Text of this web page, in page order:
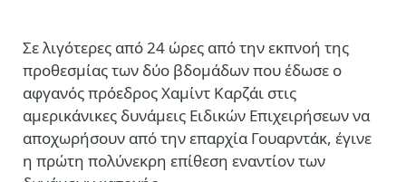
Σε λιγότερες από 24 ώρες από την εκπνοή της
προθεσμίας των δύο βδομάδων που έδωσε ο
αφγανός πρόεδρος Χαμίντ Καρζάι στις
αμερικάνικες δυνάμεις Ειδικών Επιχειρήσεων να
αποχωρήσουν από την επαρχία Γουαρντάκ, έγινε
η πρώτη πολύνεκρη επίθεση εναντίον των